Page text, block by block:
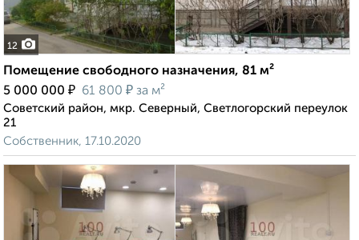
12
Помещение свободного назначения, 81 м²
5 000 000 ₽ 61 800 ₽ за м²
Советский район, мкр. Северный, Светлогорский переулок
21
Собственник, 17.10.2020